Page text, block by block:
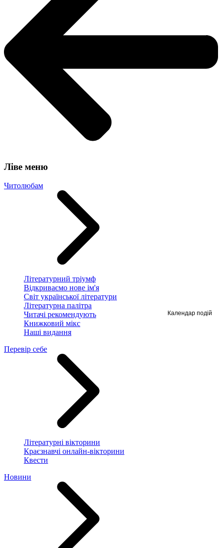
Ліве меню
Читолюбам
Літературний тріумф
Відкриваємо нове ім'я
Світ української літератури
Літературна палітра
Читачі рекомендують
Книжковий мікс
Наші видання
Перевір себе
Літературні вікторини
Краєзнавчі онлайн-вікторини
Квести
Новини
Календар подій